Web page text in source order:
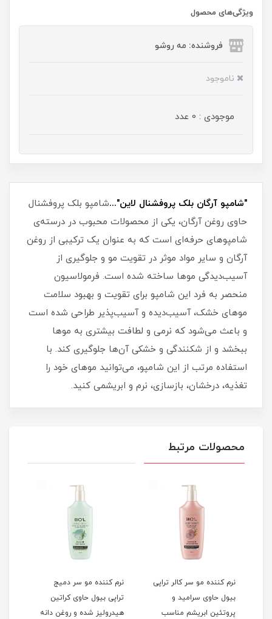
ویژگی‌های محصول
فروشنده: مه رو‌شو
ناموجود
موجودی : 0 عدد
"شامپو آرگان بلک پروفشنال لاین"...شامپو بلک پروفشنال
حاوی روغن آرگان، یکی از محصولات محبوب در درسته‌ی
شامپو‌های حرفه‌ای است که به عنوان یک ترکیبی از روغن
آرگان و سایر مواد موثر در تقویت مو و جلوگیری از
آسیب‌دیدگی موها ساخته شده است. فرمولاسیون
منحصر به فرد این شامپو برای تقویت و بهبود سلامت
موهای خشک، آسیب‌دیده و آسیب‌پذیر طراحی شده است
و باعث می‌شود که نرمی و لطافت بیشتری به موها
ببخشد و از شکنندگی و خشکی آن‌ها جلوگیری کند. با
استفاده مرتب از این شامپو، می‌توانید موهای خود را
تغذیه، درخشان، بازسازی، نرم و ابریشمی کنید.
محصولات مرتبط
نرم کننده مو سر کالر تراپی
بیول حاوی سرامید و
پروتئین ابریشم مناسب
نرم کننده مو سر دمیج
تراپی بیول حاوی کراتین
هیدرولیز شده و روغن دانه